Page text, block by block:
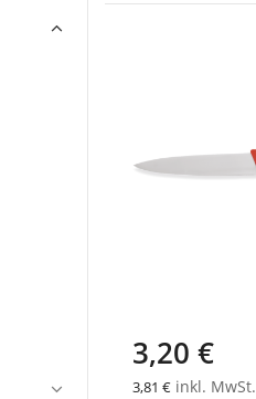
3,20 €
3,81 € inkl. MwSt.